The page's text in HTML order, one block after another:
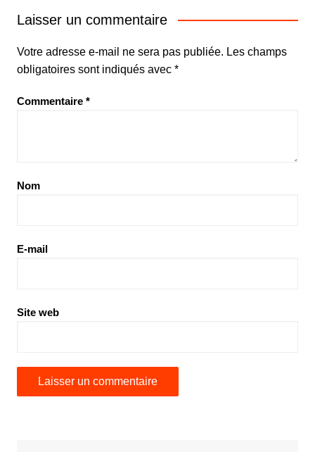
Laisser un commentaire
Votre adresse e-mail ne sera pas publiée. Les champs
obligatoires sont indiqués avec *
Commentaire *
Nom
E-mail
Site web